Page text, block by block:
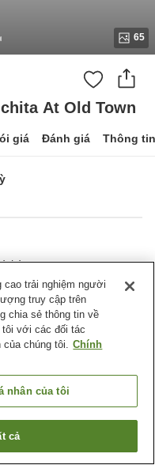
65
At Old Town
giá Đánh giá Thông
hàng
ủi
Sedgwick
cao trải nghiệm người
truy cập trên
chia sẻ thông tin về
tôi với các đối tác
của chúng tôi. Chính
nhân của tôi
cả